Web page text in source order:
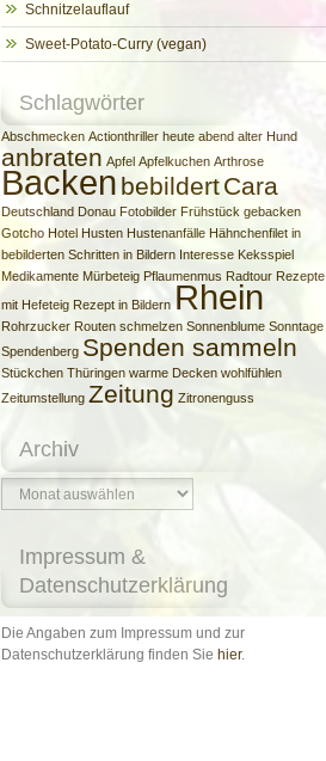
Schnitzelauflauf
Sweet-Potato-Curry (vegan)
Schlagwörter
Abschmecken Actionthriller heute abend alter Hund
anbraten Apfel Apfelkuchen Arthrose
Backen bebildertCara
Deutschland Donau Fotobilder Frühstück gebacken
Gotcho Hotel Husten Hustenanfälle Hähnchenfilet in
bebilderten Schritten in Bildern Interesse Keksspiel
Medikamente Mürbeteig Pflaumenmus Radtour Rezepte
mit Hefeteig Rezept in Bildern Rhein
Rohrzucker Routen schmelzen Sonnenblume Sonntage
Spendenberg Spenden sammeln
Stückchen Thüringen warme Decken wohlfühlen
Zeitumstellung Zeitung Zitronenguss
Archiv
Archiv
Impressum &
Datenschutzerklärung
Die Angaben zum Impressum und zur
Datenschutzerklärung finden Sie hier.